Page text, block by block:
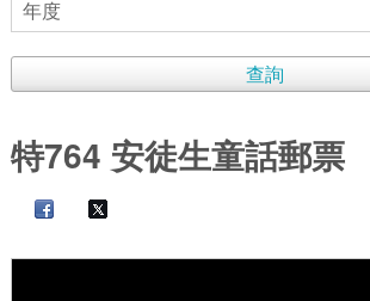
特764 安徒生童話郵票